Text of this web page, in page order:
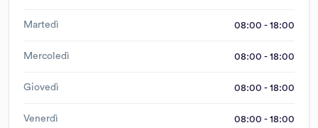
Martedì 08:00 - 18:00
Mercoledì 08:00 - 18:00
Giovedì 08:00 - 18:00
Venerdì 08:00 - 18:00